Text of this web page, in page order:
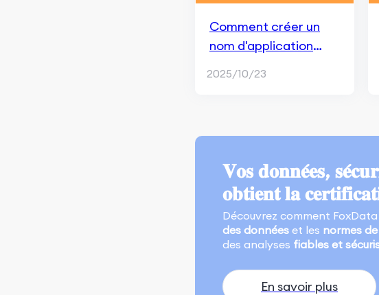
Comment créer un
nom d'application
Store ?
2025/10/23
𝐕𝐨𝐬 𝐝𝐨𝐧𝐧𝐞́𝐞𝐬,
𝐨𝐛𝐭𝐢𝐞𝐧𝐭 𝐥𝐚
Découvrez comment
des données et les normes
des analyses fiables et
En savoir plus